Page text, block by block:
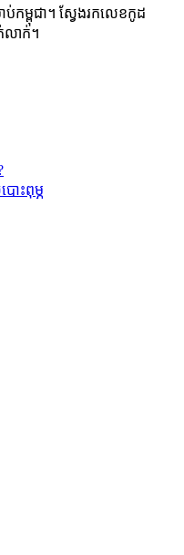
ពុជា។ ស្វែងរកលេខកូដ
ាក់។
ះពុម្ភ